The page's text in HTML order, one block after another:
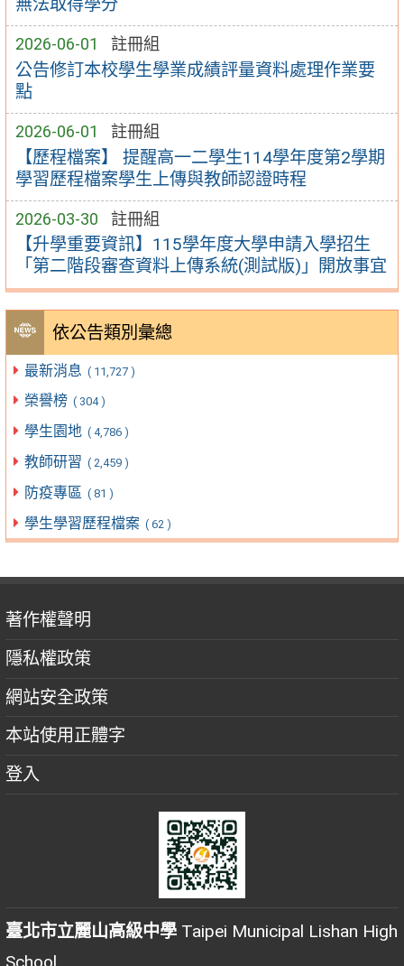
2026-06-01 註冊組
公告修訂本校學生學業成績評量資料處理作業要
點
2026-06-01 註冊組
【歷程檔案】 提醒高一二學生114學年度第2學期
學習歷程檔案學生上傳與教師認證時程
2026-03-30 註冊組
【升學重要資訊】115學年度大學申請入學招生
「第二階段審查資料上傳系統(測試版)」開放事宜
依公告類別彙總
最新消息 ( 11,727 )
榮譽榜 ( 304 )
學生園地 ( 4,786 )
教師研習 ( 2,459 )
防疫專區 ( 81 )
學生學習歷程檔案 ( 62 )
著作權聲明
隱私權政策
網站安全政策
本站使用正體字
登入
臺北市立麗山高級中學 Taipei Municipal Lishan High